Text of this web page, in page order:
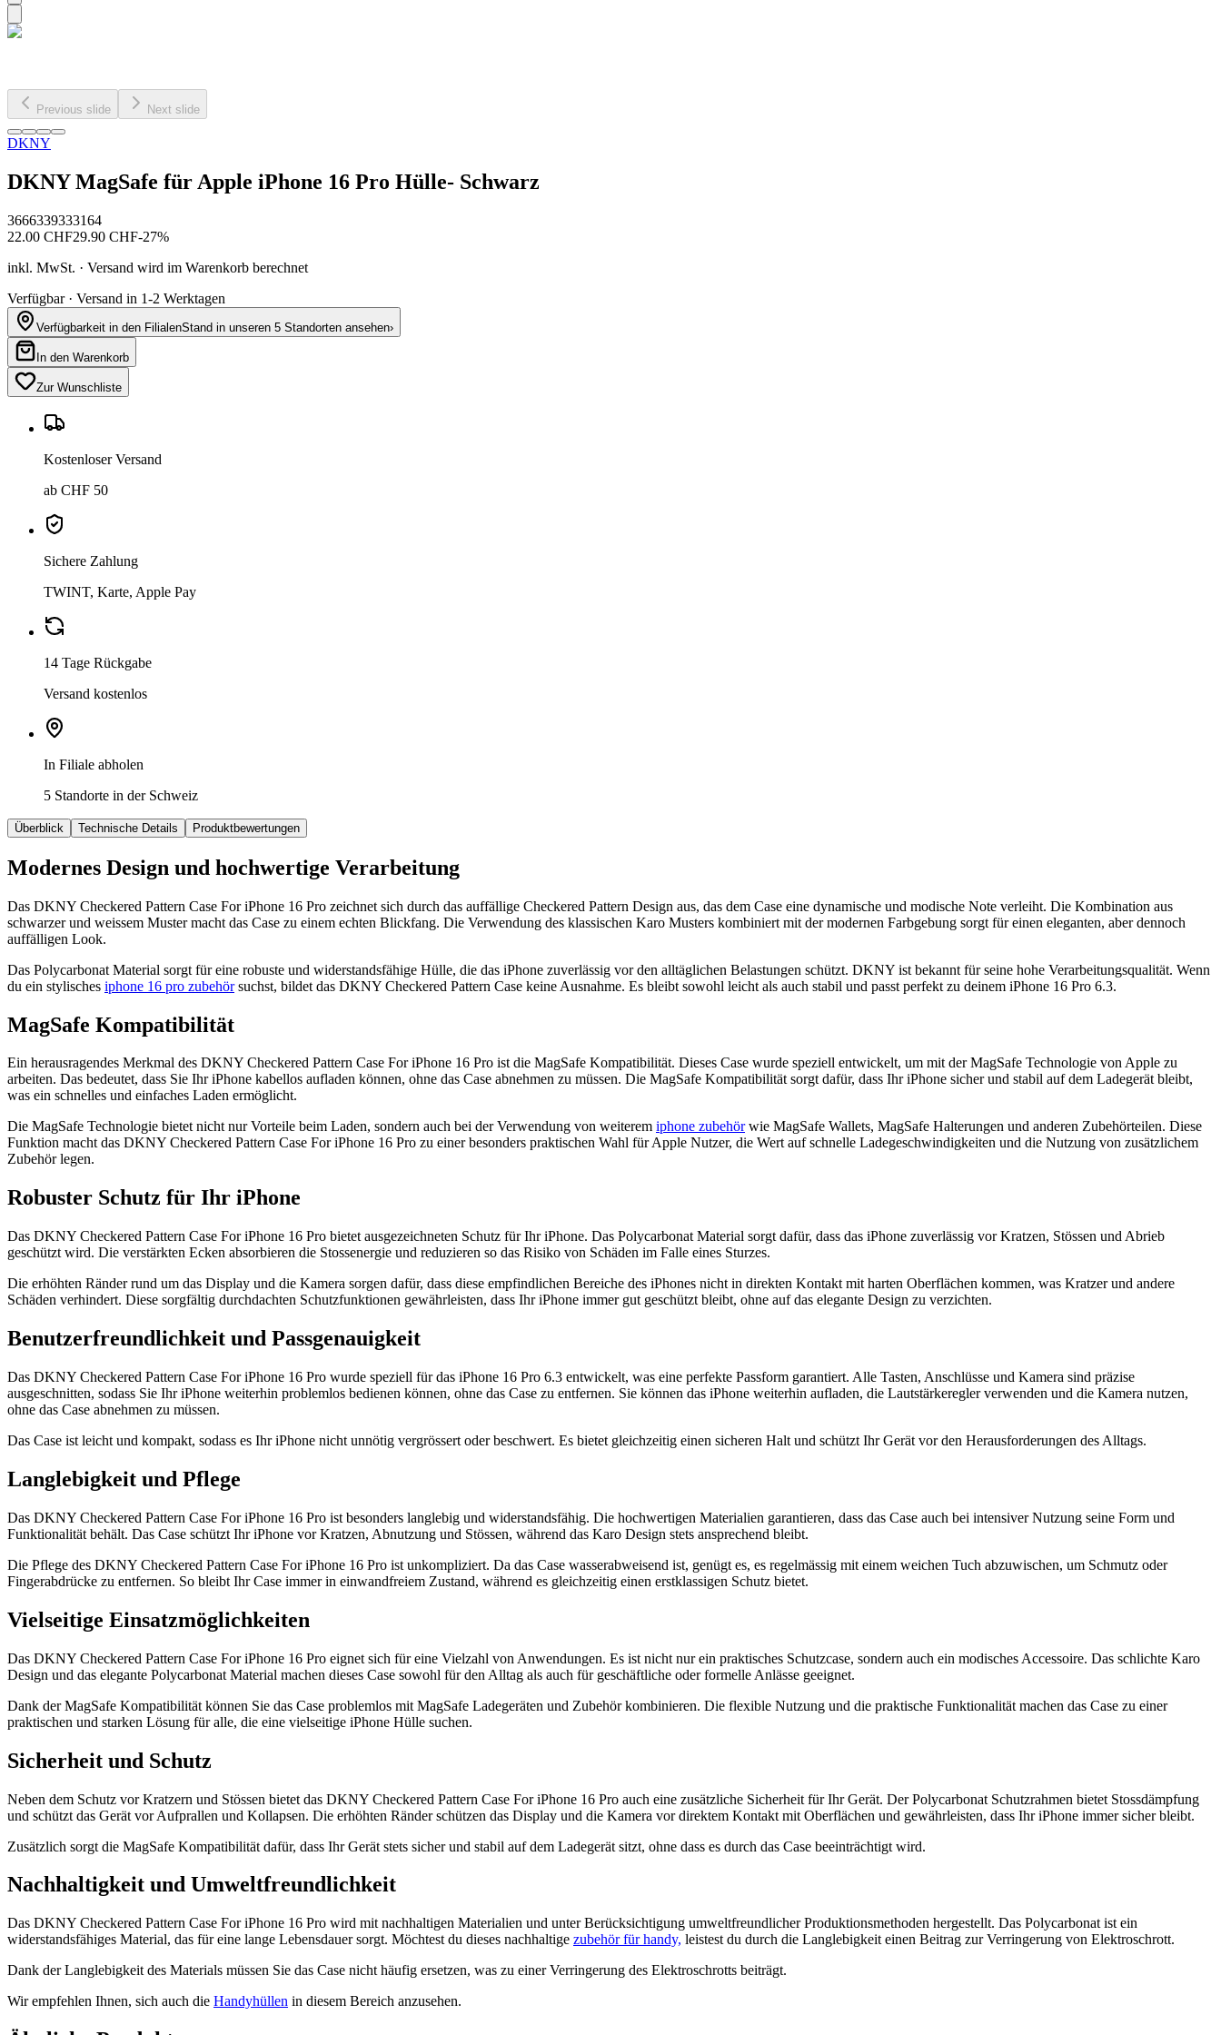
Previous slide Next slide
DKNY
DKNY MagSafe für Apple iPhone 16 Pro Hülle- Schwarz
3666339333164
22.00 CHF29.90 CHF-27%
inkl. MwSt. · Versand wird im Warenkorb berechnet
Verfügbar · Versand in 1-2 Werktagen
Verfügbarkeit in den FilialenStand in unseren 5 Standorten ansehen›
In den Warenkorb
Zur Wunschliste
Kostenloser Versand
ab CHF 50
Sichere Zahlung
TWINT, Karte, Apple Pay
14 Tage Rückgabe
Versand kostenlos
In Filiale abholen
5 Standorte in der Schweiz
Überblick Technische Details Produktbewertungen
Modernes Design und hochwertige Verarbeitung
Das DKNY Checkered Pattern Case For iPhone 16 Pro zeichnet sich durch das auffällige Checkered Pattern Design aus, das dem Case eine dynamische und modische Note verleiht. Die Kombination aus
schwarzer und weissem Muster macht das Case zu einem echten Blickfang. Die Verwendung des klassischen Karo Musters kombiniert mit der modernen Farbgebung sorgt für einen eleganten, aber dennoch
auffälligen Look.
Das Polycarbonat Material sorgt für eine robuste und widerstandsfähige Hülle, die das iPhone zuverlässig vor den alltäglichen Belastungen schützt. DKNY ist bekannt für seine hohe Verarbeitungsqualität. Wenn
du ein stylisches iphone 16 pro zubehörsuchst, bildet das DKNY Checkered Pattern Case keine Ausnahme. Es bleibt sowohl leicht als auch stabil und passt perfekt zu deinem iPhone 16 Pro 6.3.
MagSafe Kompatibilität
Ein herausragendes Merkmal des DKNY Checkered Pattern Case For iPhone 16 Pro ist die MagSafe Kompatibilität. Dieses Case wurde speziell entwickelt, um mit der MagSafe Technologie von Apple zu
arbeiten. Das bedeutet, dass Sie Ihr iPhone kabellos aufladen können, ohne das Case abnehmen zu müssen. Die MagSafe Kompatibilität sorgt dafür, dass Ihr iPhone sicher und stabil auf dem Ladegerät bleibt,
was ein schnelles und einfaches Laden ermöglicht.
Die MagSafe Technologie bietet nicht nur Vorteile beim Laden, sondern auch bei der Verwendung von weiterem iphone zubehörwie MagSafe Wallets, MagSafe Halterungen und anderen Zubehörteilen. Diese
Funktion macht das DKNY Checkered Pattern Case For iPhone 16 Pro zu einer besonders praktischen Wahl für Apple Nutzer, die Wert auf schnelle Ladegeschwindigkeiten und die Nutzung von zusätzlichem
Zubehör legen.
Robuster Schutz für Ihr iPhone
Das DKNY Checkered Pattern Case For iPhone 16 Pro bietet ausgezeichneten Schutz für Ihr iPhone. Das Polycarbonat Material sorgt dafür, dass das iPhone zuverlässig vor Kratzen, Stössen und Abrieb
geschützt wird. Die verstärkten Ecken absorbieren die Stossenergie und reduzieren so das Risiko von Schäden im Falle eines Sturzes.
Die erhöhten Ränder rund um das Display und die Kamera sorgen dafür, dass diese empfindlichen Bereiche des iPhones nicht in direkten Kontakt mit harten Oberflächen kommen, was Kratzer und andere
Schäden verhindert. Diese sorgfältig durchdachten Schutzfunktionen gewährleisten, dass Ihr iPhone immer gut geschützt bleibt, ohne auf das elegante Design zu verzichten.
Benutzerfreundlichkeit und Passgenauigkeit
Das DKNY Checkered Pattern Case For iPhone 16 Pro wurde speziell für das iPhone 16 Pro 6.3 entwickelt, was eine perfekte Passform garantiert. Alle Tasten, Anschlüsse und Kamera sind präzise
ausgeschnitten, sodass Sie Ihr iPhone weiterhin problemlos bedienen können, ohne das Case zu entfernen. Sie können das iPhone weiterhin aufladen, die Lautstärkeregler verwenden und die Kamera nutzen,
ohne das Case abnehmen zu müssen.
Das Case ist leicht und kompakt, sodass es Ihr iPhone nicht unnötig vergrössert oder beschwert. Es bietet gleichzeitig einen sicheren Halt und schützt Ihr Gerät vor den Herausforderungen des Alltags.
Langlebigkeit und Pflege
Das DKNY Checkered Pattern Case For iPhone 16 Pro ist besonders langlebig und widerstandsfähig. Die hochwertigen Materialien garantieren, dass das Case auch bei intensiver Nutzung seine Form und
Funktionalität behält. Das Case schützt Ihr iPhone vor Kratzen, Abnutzung und Stössen, während das Karo Design stets ansprechend bleibt.
Die Pflege des DKNY Checkered Pattern Case For iPhone 16 Pro ist unkompliziert. Da das Case wasserabweisend ist, genügt es, es regelmässig mit einem weichen Tuch abzuwischen, um Schmutz oder
Fingerabdrücke zu entfernen. So bleibt Ihr Case immer in einwandfreiem Zustand, während es gleichzeitig einen erstklassigen Schutz bietet.
Vielseitige Einsatzmöglichkeiten
Das DKNY Checkered Pattern Case For iPhone 16 Pro eignet sich für eine Vielzahl von Anwendungen. Es ist nicht nur ein praktisches Schutzcase, sondern auch ein modisches Accessoire. Das schlichte Karo
Design und das elegante Polycarbonat Material machen dieses Case sowohl für den Alltag als auch für geschäftliche oder formelle Anlässe geeignet.
Dank der MagSafe Kompatibilität können Sie das Case problemlos mit MagSafe Ladegeräten und Zubehör kombinieren. Die flexible Nutzung und die praktische Funktionalität machen das Case zu einer
praktischen und starken Lösung für alle, die eine vielseitige iPhone Hülle suchen.
Sicherheit und Schutz
Neben dem Schutz vor Kratzern und Stössen bietet das DKNY Checkered Pattern Case For iPhone 16 Pro auch eine zusätzliche Sicherheit für Ihr Gerät. Der Polycarbonat Schutzrahmen bietet Stossdämpfung
und schützt das Gerät vor Aufprallen und Kollapsen. Die erhöhten Ränder schützen das Display und die Kamera vor direktem Kontakt mit Oberflächen und gewährleisten, dass Ihr iPhone immer sicher bleibt.
Zusätzlich sorgt die MagSafe Kompatibilität dafür, dass Ihr Gerät stets sicher und stabil auf dem Ladegerät sitzt, ohne dass es durch das Case beeinträchtigt wird.
Nachhaltigkeit und Umweltfreundlichkeit
Das DKNY Checkered Pattern Case For iPhone 16 Pro wird mit nachhaltigen Materialien und unter Berücksichtigung umweltfreundlicher Produktionsmethoden hergestellt. Das Polycarbonat ist ein
widerstandsfähiges Material, das für eine lange Lebensdauer sorgt. Möchtest du dieses nachhaltige zubehör für handy, leistest du durch die Langlebigkeit einen Beitrag zur Verringerung von Elektroschrott.
Dank der Langlebigkeit des Materials müssen Sie das Case nicht häufig ersetzen, was zu einer Verringerung des Elektroschrotts beiträgt.
Wir empfehlen Ihnen, sich auch die Handyhüllen in diesem Bereich anzusehen.